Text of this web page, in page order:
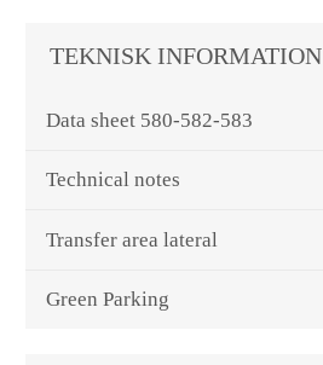
TEKNISK INFORMATION
Data sheet 580-582-583
Technical notes
Transfer area lateral
Green Parking